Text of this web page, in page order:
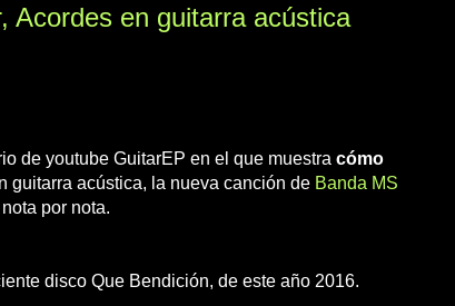
Acordes en guitarra acústica
de youtube GuitarEP en el que muestra cómo
guitarra acústica, la nueva canción de Banda MS
por nota.
disco Que Bendición, de este año 2016.